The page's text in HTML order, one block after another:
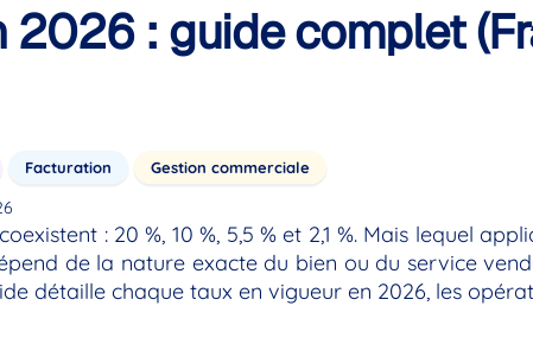
2026 : guide complet
Facturation Gestion commerciale
: 20 %, 10 %, 5,5 % et 2,1 %. Mais lequel
de la nature exacte du bien ou du service
détaille chaque taux en vigueur en 2026, les